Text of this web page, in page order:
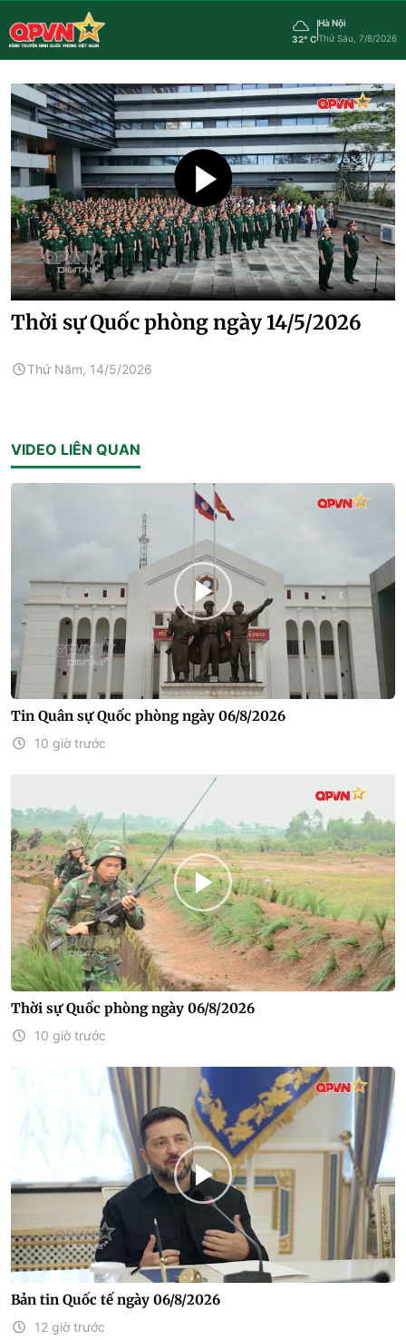
32° C
Hà Nội
Thứ Sáu, 7/8/2026
Thời sự Quốc phòng ngày 14/5/2026
Thứ Năm, 14/5/2026
VIDEO LIÊN QUAN
Tin Quân sự Quốc phòng ngày 06/8/2026
10 giờ trước
Thời sự Quốc phòng ngày 06/8/2026
10 giờ trước
Bản tin Quốc tế ngày 06/8/2026
12 giờ trước